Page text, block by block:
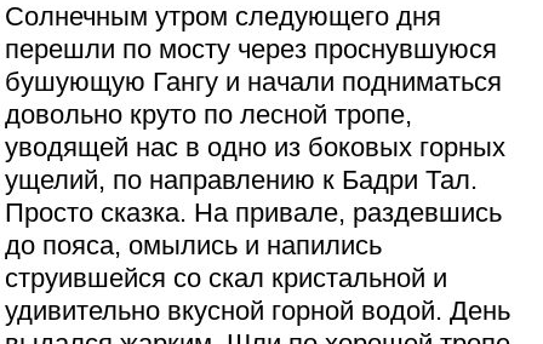
Солнечным утром следующего дня
перешли по мосту через проснувшуюся
бушующую Гангу и начали подниматься
довольно круто по лесной тропе,
уводящей нас в одно из боковых горных
ущелий, по направлению к Бадри Тал.
Просто сказка. На привале, раздевшись
до пояса, омылись и напились
струившейся со скал кристальной и
удивительно вкусной горной водой. День